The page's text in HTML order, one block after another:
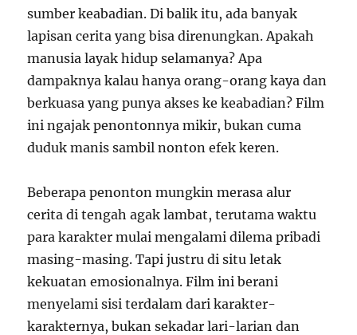
sumber keabadian. Di balik itu, ada banyak
lapisan cerita yang bisa direnungkan. Apakah
manusia layak hidup selamanya? Apa
dampaknya kalau hanya orang-orang kaya dan
berkuasa yang punya akses ke keabadian? Film
ini ngajak penontonnya mikir, bukan cuma
duduk manis sambil nonton efek keren.
Beberapa penonton mungkin merasa alur
cerita di tengah agak lambat, terutama waktu
para karakter mulai mengalami dilema pribadi
masing-masing. Tapi justru di situ letak
kekuatan emosionalnya. Film ini berani
menyelami sisi terdalam dari karakter-
karakternya, bukan sekadar lari-larian dan